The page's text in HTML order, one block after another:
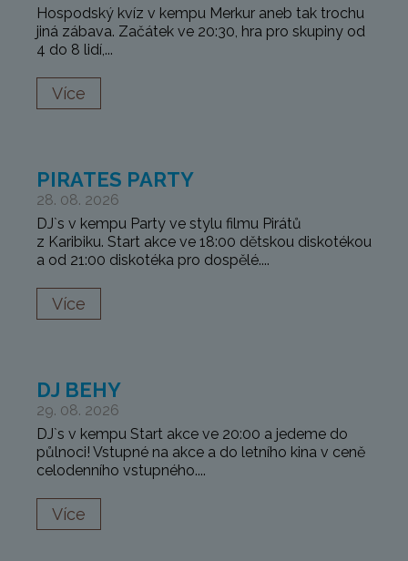
Hospodský kvíz v kempu Merkur aneb tak trochu
jiná zábava. Začátek ve 20:30, hra pro skupiny od
4 do 8 lidí,...
Více
PIRATES PARTY
28. 08. 2026
DJ`s v kempu Party ve stylu filmu Pirátů
z Karibiku. Start akce ve 18:00 dětskou diskotékou
a od 21:00 diskotéka pro dospělé....
Více
DJ BEHY
29. 08. 2026
DJ`s v kempu Start akce ve 20:00 a jedeme do
půlnoci! Vstupné na akce a do letního kina v ceně
celodenního vstupného....
Více